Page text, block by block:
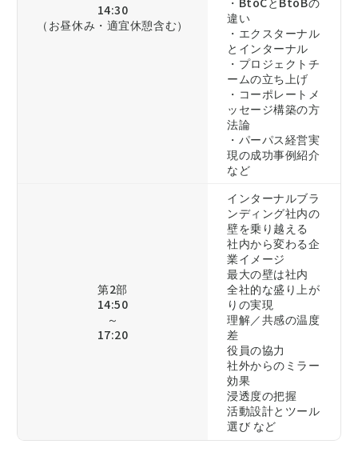
14:30
（お昼休み・適宜休憩含む）
違い
・エクスターナル
とインターナル
・プロジェクトチ
ームの立ち上げ
・コーポレートメ
ッセージ構築の方
法論
・パーパス経営実
現の成功事例紹介
など
第2部
14:50
～
17:20
インターナルブラ
ンディング社内の
壁を乗り越える
社内から変わる企
業イメージ
最大の壁は社内
全社的な盛り上が
りの実現
理解／共感の温度
差
役員の協力
社外からのミラー
効果
浸透度の把握
活動設計とツール
選び など